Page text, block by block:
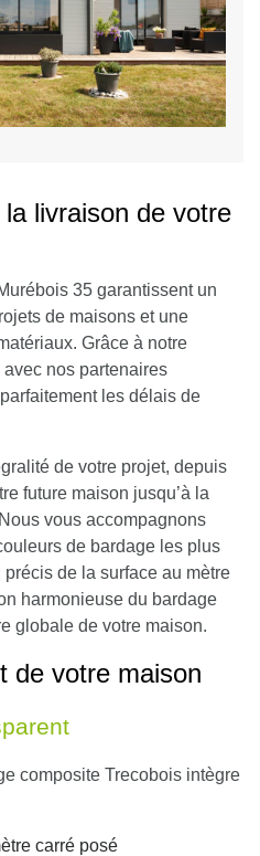
livraison de votre
35 garantissent un
de maisons et une
Grâce à notre
nos partenaires
les délais de
de votre projet, depuis
future maison jusqu’à la
Nous vous accompagnons
de bardage les plus
de la surface au mètre
harmonieuse du bardage
globale de votre maison.
de votre maison
composite Trecobois intègre
carré posé